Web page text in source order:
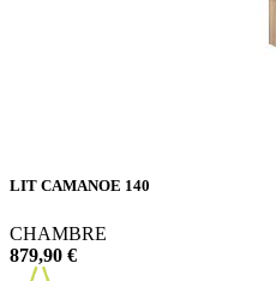
LIT CAMANOE 140
CHAMBRE
879,90 €